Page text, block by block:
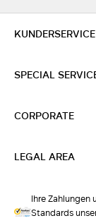
KUNDERSERVICE
SPECIAL
CORPORATE
LEGAL AREA
Ihre Zahlungen
Standards